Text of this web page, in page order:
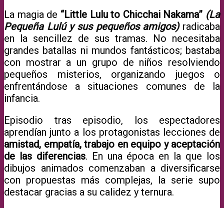
La magia de “Little Lulu to Chicchai Nakama” (La
Pequeña Lulú y sus pequeños amigos)radicaba
en la sencillez de sus tramas. No necesitaba
grandes batallas ni mundos fantásticos; bastaba
con mostrar a un grupo de niños resolviendo
pequeños misterios, organizando juegos o
enfrentándose a situaciones comunes de la
infancia.
Episodio tras episodio, los espectadores
aprendían junto a los protagonistas lecciones de
amistad, empatía, trabajo en equipo y aceptación
de las diferencias. En una época en la que los
dibujos animados comenzaban a diversificarse
con propuestas más complejas, la serie supo
destacar gracias a su calidez y ternura.